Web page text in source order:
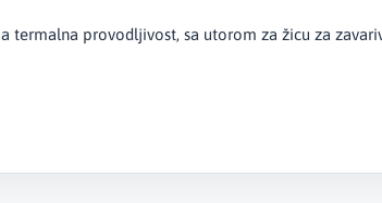
termalna provodljivost, sa utorom za žicu za